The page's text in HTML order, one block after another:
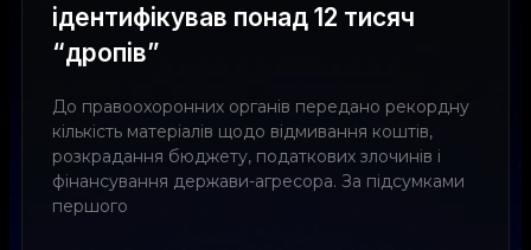
ідентифікував понад 12 тисяч
“дропів”
До правоохоронних органів передано рекордну
кількість матеріалів щодо відмивання коштів,
розкрадання бюджету, податкових злочинів і
фінансування держави-агресора. За підсумками
першого